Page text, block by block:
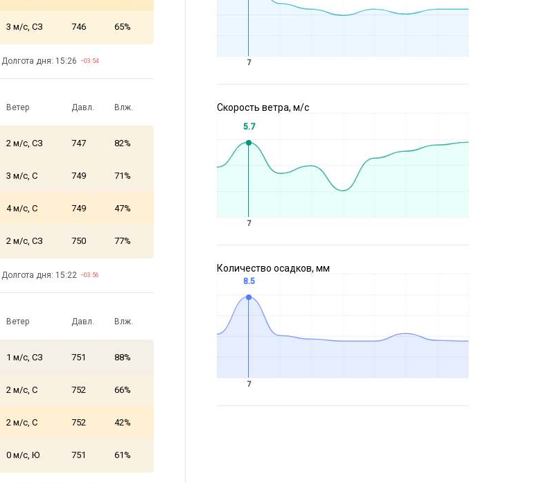
3 м/с, СЗ 746 65%
Долгота дня: 15:26 −03:54
Ветер Давл. Влж.
2 м/с, СЗ 747 82%
3 м/с, С 749 71%
4 м/с, С 749 47%
2 м/с, СЗ 750 77%
Долгота дня: 15:22 −03:56
Ветер Давл. Влж.
1 м/с, СЗ 751 88%
2 м/с, С 752 66%
2 м/с, С 752 42%
0 м/с, Ю 751 61%
7
Скорость ветра, м/с
5.7
7
Количество осадков, мм
8.5
7